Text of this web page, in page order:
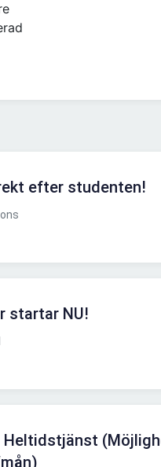
efter studenten!
startar NU!
Heltidstjänst